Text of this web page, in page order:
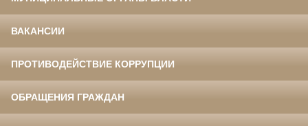
ВАКАНСИИ
ПРОТИВОДЕЙСТВИЕ КОРРУПЦИИ
ОБРАЩЕНИЯ ГРАЖДАН